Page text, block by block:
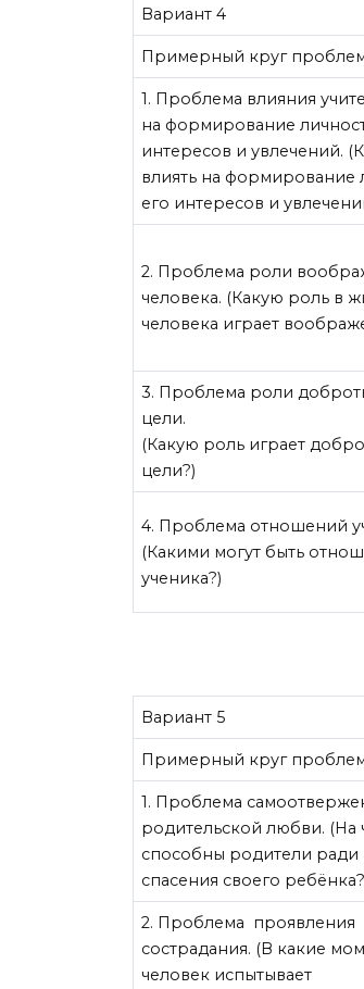
Вариант 4
Примерный круг
1. Проблема влияния
на формирование
интересов и увлечений.
влиять на формирование
его интересов и
2. Проблема роли
человека. (Какую роль в
человека играет
3. Проблема роли
цели.
(Какую роль играет
цели?)
4. Проблема отношений
(Какими могут быть
ученика?)
Вариант 5
Примерный круг
1. Проблема
родительской любви. (На
способны родители ради
спасения своего
2. Проблема проявления
сострадания. (В какие
человек испытывает